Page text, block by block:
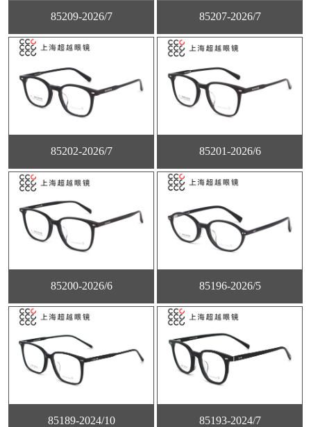
85209-2026/7 85207-2026/7
85202-2026/7 85201-2026/6
85200-2026/6 85196-2026/5
85189-2024/10 85193-2024/7